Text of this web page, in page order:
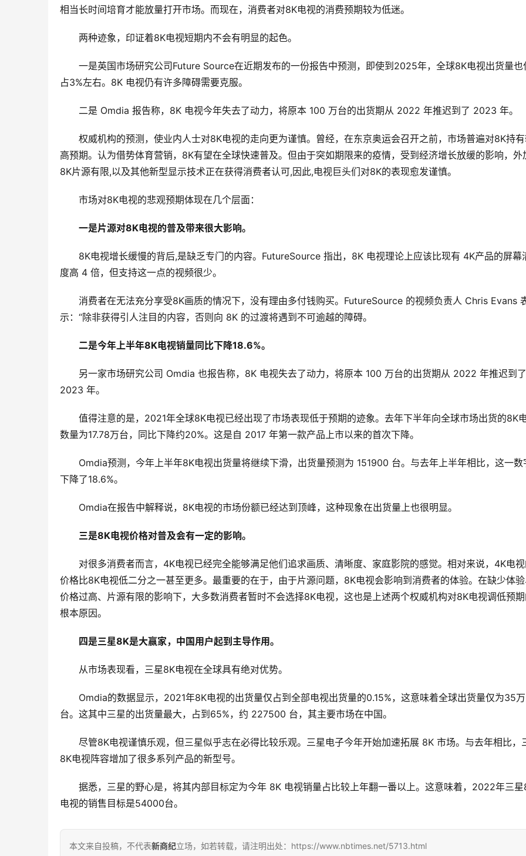
相当长时间培育才能放量打开市场。而现在，消费者对8K电视的消费预期较为低迷。
两种迹象，印证着8K电视短期内不会有明显的起色。
一是英国市场研究公司 Future Source在近期发布的一份报告中预测，即使到2025年，全球8K电视出货量也
占3%左右。8K 电视仍有许多障碍需要克服。
二是 Omdia 报告称，8K 电视今年失去了动力，将原本 100 万台的出货期从 2022 年推迟到了 2023 年。
权威机构的预测，使业内人士对8K电视的走向更为谨慎。曾经，在东京奥运会召开之前，市场普遍对8K持
高预期。认为借势体育营销，8K有望在全球快速普及。但由于突如期限来的疫情，受到经济增长放缓的影响，外
8K片源有限,以及其他新型显示技术正在获得消费者认可,因此,电视巨头们对8K的表现愈发谨慎。
市场对8K电视的悲观预期体现在几个层面：
一是片源对8K电视的普及带来很大影响。
8K电视增长缓慢的背后,是缺乏专门的内容。FutureSource 指出，8K 电视理论上应该比现有 4K产品的屏幕
度高 4 倍，但支持这一点的视频很少。
消费者在无法充分享受8K画质的情况下，没有理由多付钱购买。 FutureSource 的视频负责人 Chris Evans
示：“除非获得引人注目的内容，否则向 8K 的过渡将遇到不可逾越的障碍。
二是今年上半年8K电视销量同比下降18.6%。
另一家市场研究公司 Omdia 也报告称，8K 电视失去了动力，将原本 100 万台的出货期从 2022 年推迟到了
2023 年。
值得注意的是， 2021年全球8K电视已经出现了市场表现低于预期的迹象。 去年下半年向全球市场出货的8K
数量为17.78万台，同比下降约20%。这是自 2017 年第一款产品上市以来的首次下降。
Omdia预测，今年上半年8K电视出货量将继续下滑，出货量预测为 151900 台。与去年上半年相比，这一数
下降了18.6%。
Omdia在报告中解释说，8K电视的市场份额已经达到顶峰，这种现象在出货量上也很明显。
三是8K电视价格对普及会有一定的影响。
对很多消费者而言， 4K电视已经完全能够满足他们追求画质、清晰度、家庭影院的感觉。相对来说，4K电
价格比8K电视低二分之一甚至更多。最重要的在于，由于片源问题，8K电视会影响到消费者的体验。在缺少体验
价格过高、片源有限的影响下，大多数消费者暂时不会选择8K电视，这也是上述两个权威机构对8K电视调低预
根本原因。
四是三星8K是大赢家，中国用户起到主导作用。
从市场表现看，三星8K电视在全球具有绝对优势。
Omdia的数据显示，2021年8K电视的出货量仅占到全部电视出货量的0.15%，这意味着全球出货量仅为35
台。这其中三星的出货量最大，占到65%， 约 227500 台， 其主要市场在中国。
尽管8K电视谨慎乐观，但三星似乎志在必得比较乐观。 三星电子今年开始加速拓展 8K 市场。与去年相比，
8K电视阵容增加了很多系列产品的新型号。
据悉，三星的野心是，将其内部目标定为今年 8K 电视销量占比较上年翻一番以上。这意味着，2022年三星
电视的销售目标是54000台。
本文来自投稿，不代表新商纪立场，如若转载，请注明出处：https://www.nbtimes.net/5713.html